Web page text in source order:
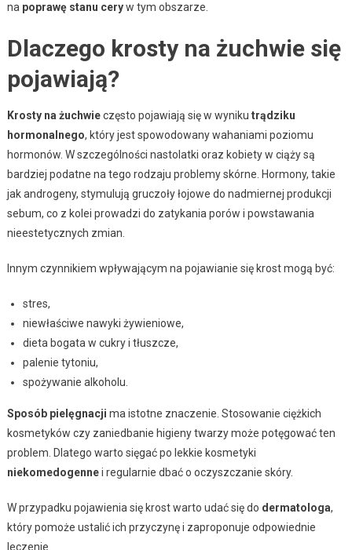
na poprawę stanu ceryw tym obszarze.
Dlaczego krosty na żuchwie się
pojawiają?
Krosty na żuchwieczęsto pojawiają się w wyniku trądziku
hormonalnego, który jest spowodowany wahaniami poziomu
hormonów. W szczególności nastolatki oraz kobiety w ciąży są
bardziej podatne na tego rodzaju problemy skórne. Hormony, takie
jak androgeny, stymulują gruczoły łojowe do nadmiernej produkcji
sebum, co z kolei prowadzi do zatykania porów i powstawania
nieestetycznych zmian.
Innym czynnikiem wpływającym na pojawianie się krost mogą być:
stres,
niewłaściwe nawyki żywieniowe,
dieta bogata w cukry i tłuszcze,
palenie tytoniu,
spożywanie alkoholu.
Sposób pielęgnacji ma istotne znaczenie. Stosowanie ciężkich
kosmetyków czy zaniedbanie higieny twarzy może potęgować ten
problem. Dlatego warto sięgać po lekkie kosmetyki
niekomedogennei regularnie dbać o oczyszczanie skóry.
W przypadku pojawienia się krost warto udać się do dermatologa,
który pomoże ustalić ich przyczynę i zaproponuje odpowiednie
leczenie.